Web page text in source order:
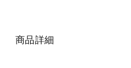
商品詳細